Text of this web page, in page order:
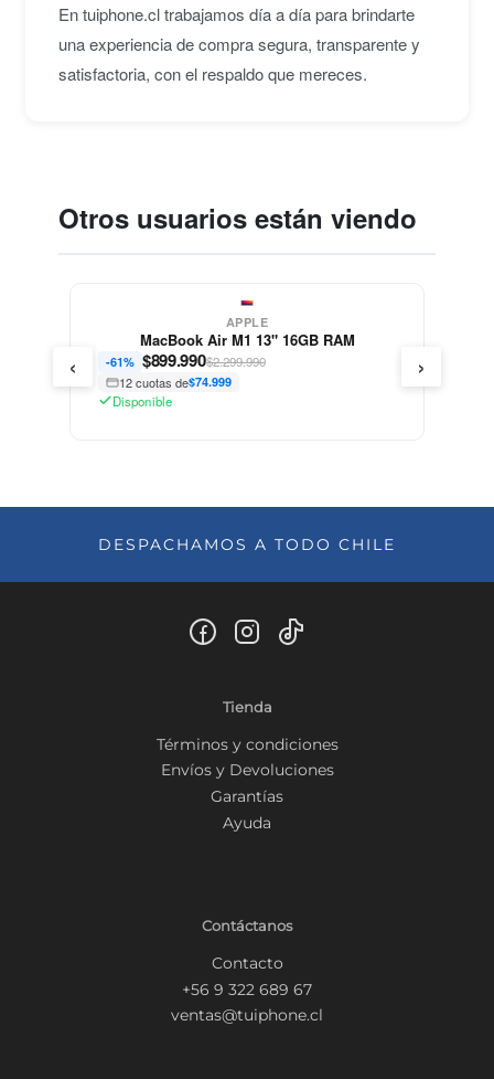
En tuiphone.cl trabajamos día a día para brindarte
una experiencia de compra segura, transparente y
satisfactoria, con el respaldo que mereces.
Otros usuarios están viendo
APPLE
MacBook Air M1 13" 16GB RAM
-61% $899.990$2.299.990
12 cuotas de$74.999
Disponible
‹ ›
DESPACHAMOS A TODO CHILE
Tienda
Términos y condiciones
Envíos y Devoluciones
Garantías
Ayuda
Contáctanos
Contacto
+56 9 322 689 67
ventas@tuiphone.cl